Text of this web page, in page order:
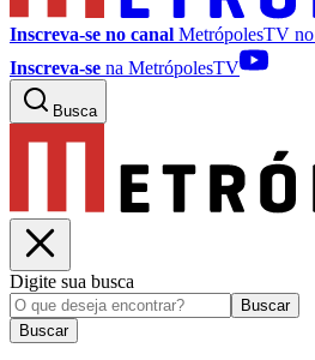
Inscreva-se no canal MetrópolesTV no
Inscreva-se na MetrópolesTV
Busca
Digite sua busca
Buscar
Buscar